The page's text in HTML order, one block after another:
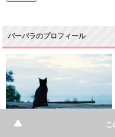
バーバラのプロフィール
こ